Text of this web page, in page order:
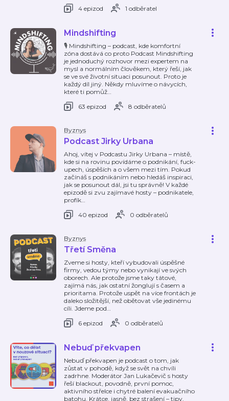
4 epizod
1 odběratel
Mindshifting
🎙 Mindshifting – podcast, kde komfortní
zóna dostává co proto Podcast Mindshifting
je jednoduchý rozhovor mezi expertem na
mysl a normálním člověkem, který řeší, jak
se ve své životní situaci posunout. Proto je
každý díl jiný. Někdy mluvíme o návycích,
které ti pomůž…
63 epizod
8 odběratelů
Byznys
Podcast Jirky Urbana
Ahoj, vítej v Podcastu Jirky Urbana – místě,
kde si na rovinu povídáme o podnikání, fuck-
upech, úspěších a o všem mezi tím. Pokud
začínáš s podnikáním nebo hledáš inspiraci,
jak se posunout dál, jsi tu správně! V každé
epizodě si zvu zajímavé hosty – podnikatele,
profík…
40 epizod
0 odběratelů
Byznys
Třetí Směna
Zveme si hosty, kteří vybudovali úspěšné
firmy, vedou týmy nebo vynikají ve svých
oborech. Ale protože jsme taky tátové,
zajímá nás, jak ostatní žonglují s časem a
prioritama. Protože uspět na více frontách je
daleko složitější, než obětovat vše jedinému
cíli. Jdeme pod…
6 epizod
0 odběratelů
Nebuď překvapen
Nebuď překvapen je podcast o tom, jak
zůstat v pohodě, když se svět na chvíli
zadrhne. Moderátor Jan Lukačevič s hosty
řeší blackout, povodně, první pomoc,
aktivního střelce i chytré balení evakuačního
batohu. Krátce, jasně, bez strašení – tipy,